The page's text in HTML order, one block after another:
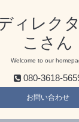
ィレク
こさん
Welcome to our
080-3618-
お問い合わせ